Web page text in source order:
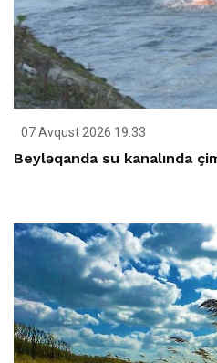
07 Avqust 2026 19:33
Beyləqanda su kanalında